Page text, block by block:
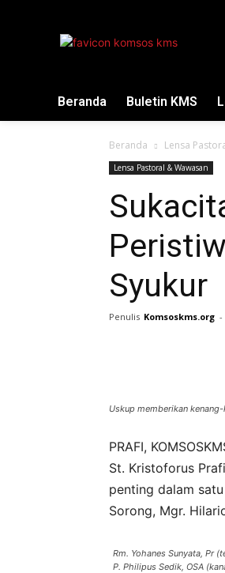
Beranda Buletin KMS
Beranda Lensa
Lensa Pastoral & Wawasan
Syukur
Penulis Komsoskms.org -
Uskup memberikan
PRAFI,
St. Kristoforus
penting dalam
Sorong, Mgr.
Rm. Yohanes Sunyata, Pr
P. Philipus Sedik, OSA